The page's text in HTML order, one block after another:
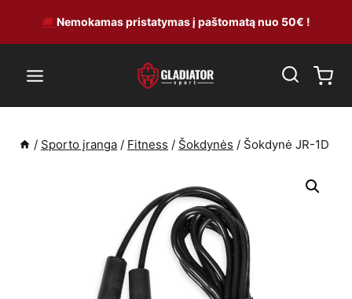
to
content
🚚 Nemokamas pristatymas į paštomatą nuo 50€ !
/ Sporto įranga / Fitness / Šokdynės / Šokdynė JR-1D